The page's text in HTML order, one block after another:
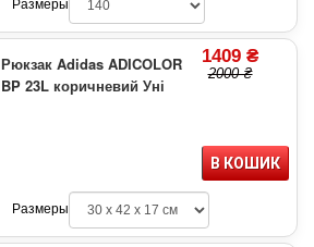
Размеры
Рюкзак Adidas ADICOLOR
BP 23L коричневий Уні
1409 ₴
2000 ₴
В КОШИК
Размеры